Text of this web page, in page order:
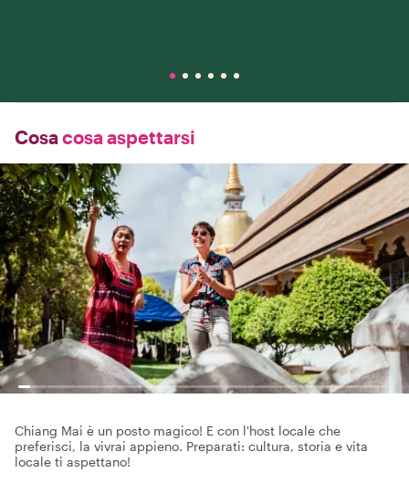
Cosa cosa aspettarsi
Chiang Mai è un posto magico! E con l'host locale che
preferisci, la vivrai appieno. Preparati: cultura, storia e vita
locale ti aspettano!